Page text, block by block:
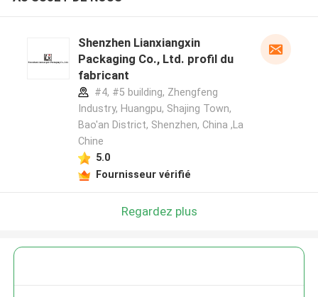
Shenzhen Lianxiangxin
Packaging Co., Ltd. profil du
fabricant
#4, #5 building, Zhengfeng
Industry, Huangpu, Shajing Town,
Bao'an District, Shenzhen, China ,La
Chine
5.0
Fournisseur vérifié
Regardez plus